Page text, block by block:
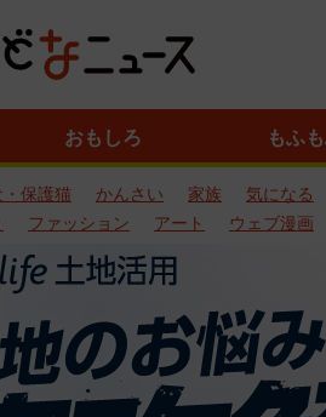
おもしろ もふ
保護猫 かんさい 家族 気になる
ファッション アート ウェブ漫画